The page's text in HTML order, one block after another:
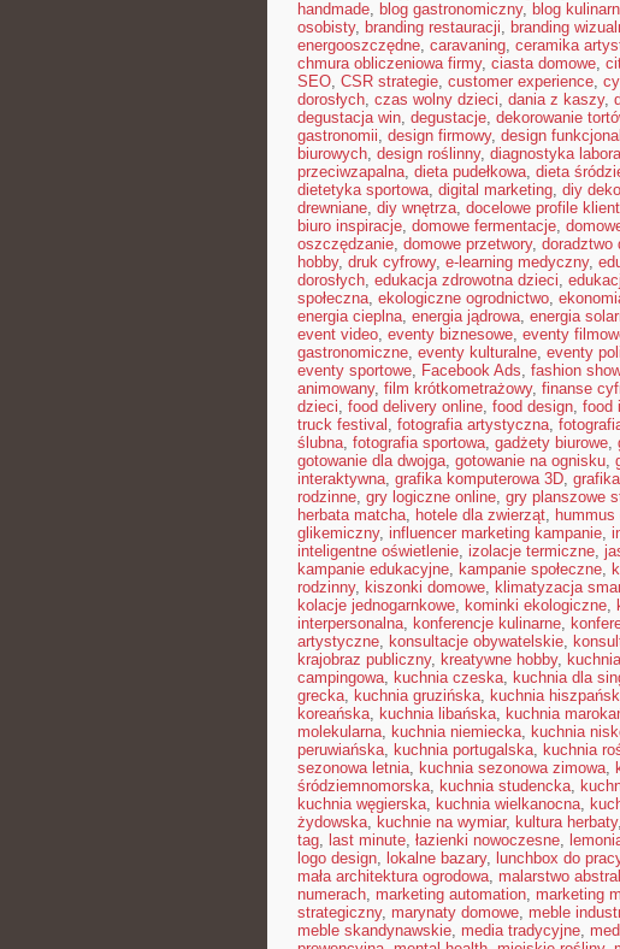
handmade, blog gastronomiczny, blog
osobisty, branding restauracji, branding
energooszczędne, caravaning, ceramika
chmura obliczeniowa firmy, ciasta domowe,
SEO, CSR strategie, customer experience,
dorosłych, czas wolny dzieci, dania z kaszy,
degustacja win, degustacje, dekorowanie
gastronomii, design firmowy, design
biurowych, design roślinny, diagnostyka
przeciwzapalna, dieta pudełkowa, dieta
dietetyka sportowa, digital marketing, diy
drewniane, diy wnętrza, docelowe profile
biuro inspiracje, domowe fermentacje,
oszczędzanie, domowe przetwory, doradztwo
hobby, druk cyfrowy, e-learning medyczny,
dorosłych, edukacja zdrowotna dzieci,
społeczna, ekologiczne ogrodnictwo,
energia cieplna, energia jądrowa, energia
event video, eventy biznesowe, eventy
gastronomiczne, eventy kulturalne, eventy
eventy sportowe, Facebook Ads, fashion show
animowany, film krótkometrażowy, finanse
dzieci, food delivery online, food design, food
truck festival , fotografia artystyczna,
ślubna, fotografia sportowa, gadżety biurowe,
gotowanie dla dwojga, gotowanie na ognisku,
interaktywna, grafika komputerowa 3D,
rodzinne, gry logiczne online, gry planszowe
herbata matcha, hotele dla zwierząt, hummus
glikemiczny, influencer marketing kampanie,
inteligentne oświetlenie, izolacje termiczne,
kampanie edukacyjne, kampanie społeczne,
rodzinny, kiszonki domowe, klimatyzacja
kolacje jednogarnkowe, kominki ekologiczne,
interpersonalna, konferencje kulinarne,
artystyczne, konsultacje obywatelskie,
krajobraz publiczny, kreatywne hobby,
campingowa, kuchnia czeska, kuchnia dla
grecka, kuchnia gruzińska, kuchnia
koreańska, kuchnia libańska, kuchnia
molekularna, kuchnia niemiecka, kuchnia
peruwiańska, kuchnia portugalska, kuchnia
sezonowa letnia, kuchnia sezonowa zimowa,
śródziemnomorska, kuchnia studencka,
kuchnia węgierska, kuchnia wielkanocna,
żydowska, kuchnie na wymiar, kultura herbaty,
tag, last minute, łazienki nowoczesne,
logo design, lokalne bazary, lunchbox do
mała architektura ogrodowa, malarstwo
numerach, marketing automation, marketing
strategiczny, marynaty domowe, meble
meble skandynawskie, media tradycyjne,